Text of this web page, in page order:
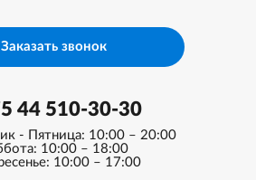
44 510-30-30
- Пятница: 10:00 – 20:00
10:00 – 18:00
10:00 – 17:00
Заказать звонок